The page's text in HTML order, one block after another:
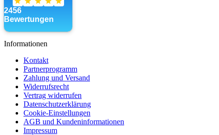
Informationen
Kontakt
Partnerprogramm
Zahlung und Versand
Widerrufsrecht
Vertrag widerrufen
Datenschutzerklärung
Cookie-Einstellungen
AGB und Kundeninformationen
Impressum